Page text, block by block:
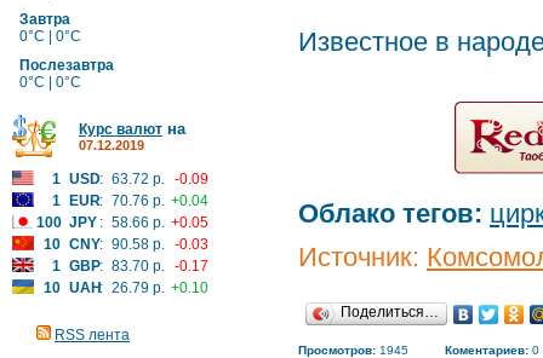
Завтра
0°C | 0°C
Послезавтра
0°C | 0°C
Курс валют на
07.12.2019
1 USD: 63.72 р. -0.09
1
EUR: 70.76 р. +0.04
100 JPY : 58.66 р. +0.05
10 CNY: 90.58 р. -0.03
1 GBP: 83.70 р. -0.17
10 UAH: 26.79 р. +0.10
RSS лента
Известное в
Облако тегов:
Источник:
Поделиться…
Просмотров: 1945 Коментариев: 0